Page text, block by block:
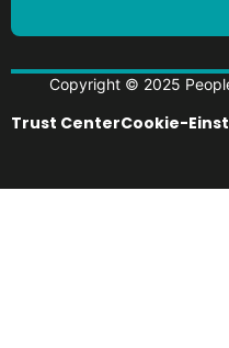
Copyright © 2025
Trust CenterCookie-